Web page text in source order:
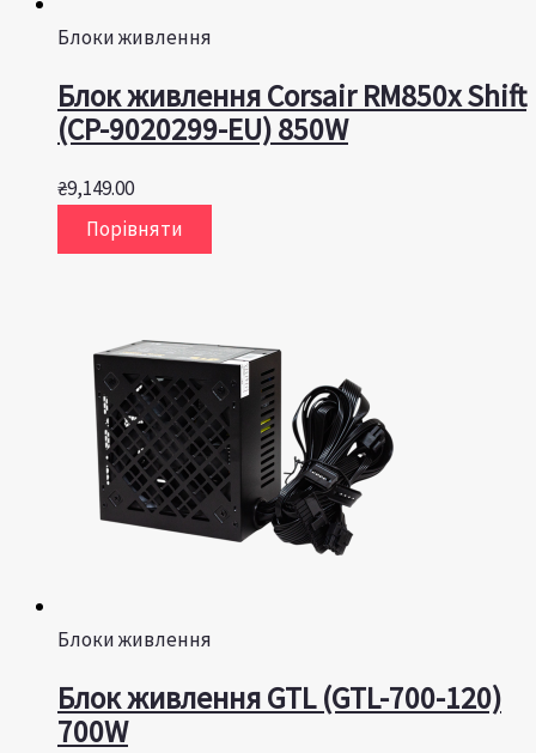
Блоки живлення
Блок живлення Corsair RM850x Shift
(CP-9020299-EU) 850W
₴9,149.00
Порівняти
Блоки живлення
Блок живлення GTL (GTL-700-120)
700W